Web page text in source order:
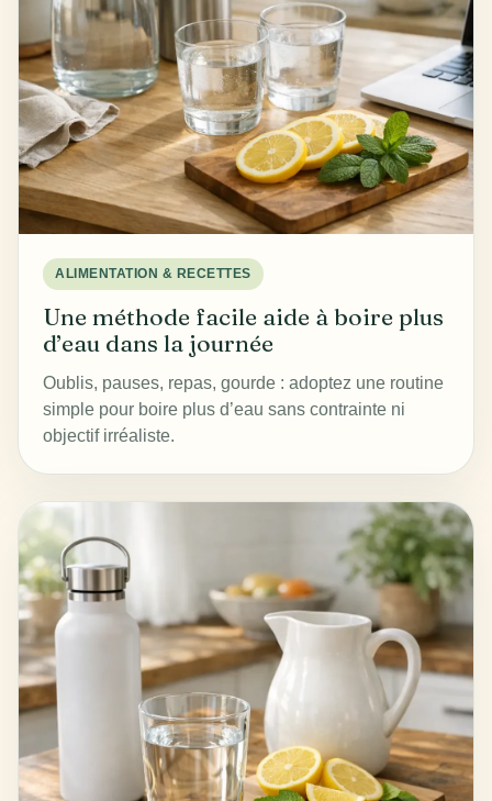
ALIMENTATION & RECETTES
Une méthode facile aide à boire plus
d’eau dans la journée
Oublis, pauses, repas, gourde : adoptez une routine
simple pour boire plus d’eau sans contrainte ni
objectif irréaliste.